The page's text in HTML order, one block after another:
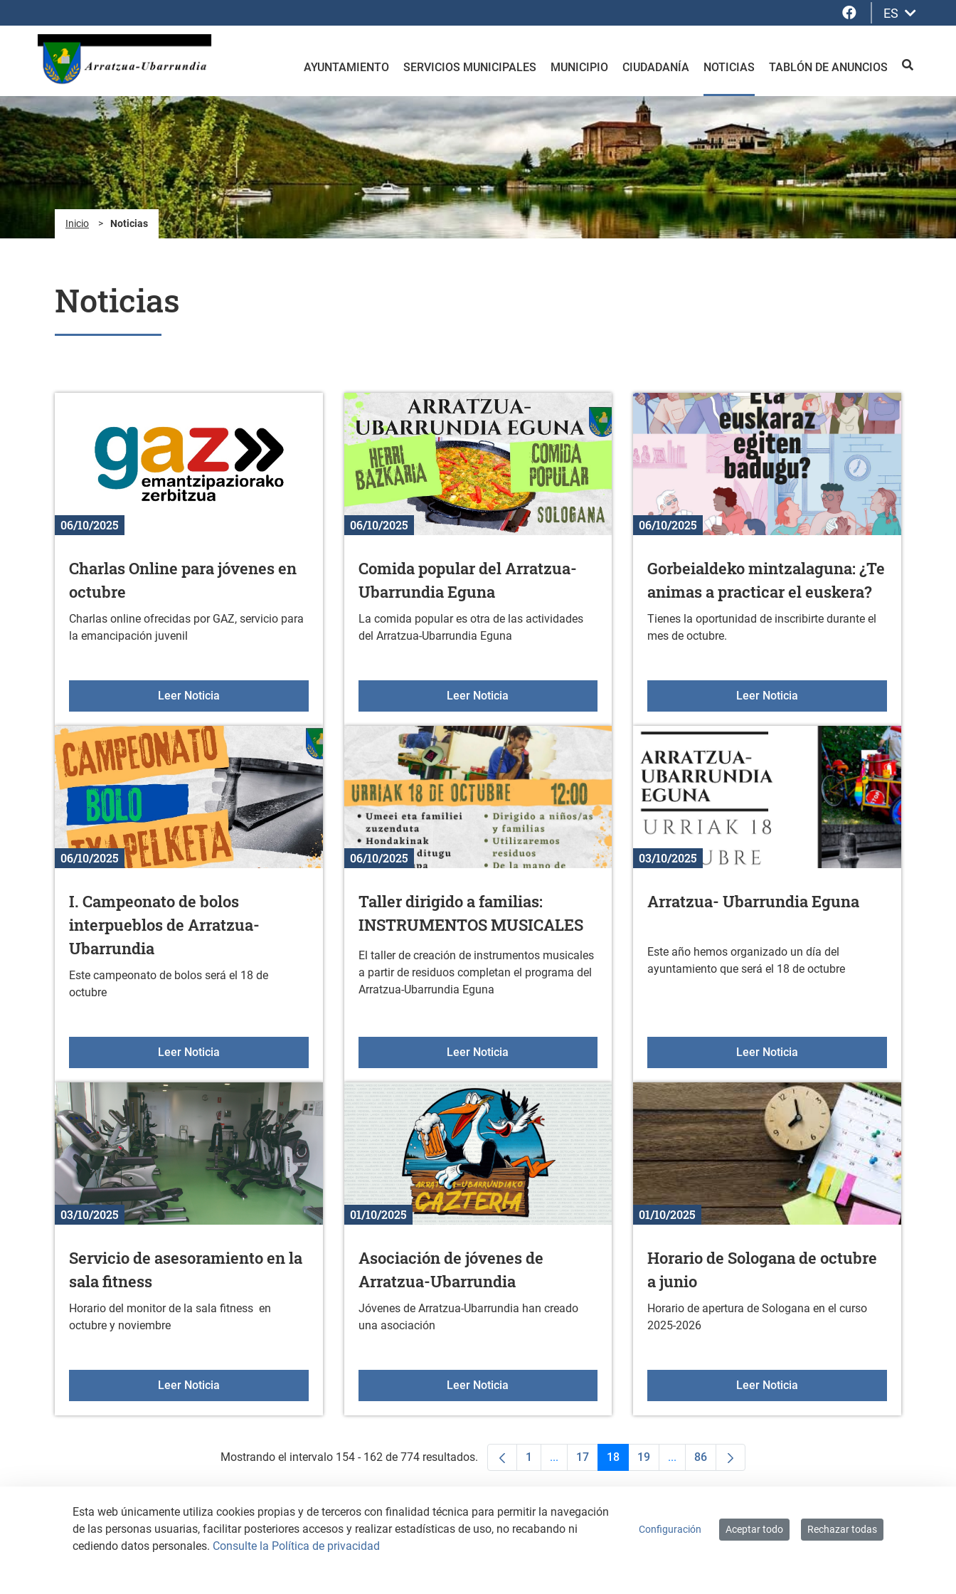
Facebook
ES
AYUNTAMIENTO SERVICIOS MUNICIPALES MUNICIPIO CIUDADANÍA NOTICIAS TABLÓN DE ANUNCIOS BUSCAR
Inicio > Noticias
Noticias
06/10/2025
Charlas Online para jóvenes en
octubre
Charlas online ofrecidas por GAZ, servicio para
la emancipación juvenil
Leer NoticiaCharlas Online para jóvenes en octubre
06/10/2025
Comida popular del Arratzua-
Ubarrundia Eguna
La comida popular es otra de las actividades
del Arratzua-Ubarrundia Eguna
Leer Noticia Comida popular del Arratzua- Ubarrundia Eguna
06/10/2025
Gorbeialdeko mintzalaguna: ¿Te
animas a practicar el euskera?
Tienes la oportunidad de inscribirte durante el
mes de octubre.
Leer Noticia
06/10/2025
I. Campeonato de bolos
interpueblos de Arratzua-
Ubarrundia
Este campeonato de bolos será el 18 de
octubre
Leer NoticiaI. Campeonato de bolos interpueblos de Arratzua- Ubarrundia
06/10/2025
Taller dirigido a familias:
INSTRUMENTOS MUSICALES
El taller de creación de instrumentos musicales
a partir de residuos completan el programa del
Arratzua-Ubarrundia Eguna
Leer Noticia Taller dirigido a familias: INSTRUMENTOS MUSICALES
03/10/2025
Arratzua- Ubarrundia Eguna
Este año hemos organizado un día del
ayuntamiento que será el 18 de octubre
Leer Noticia
03/10/2025
Servicio de asesoramiento en la
sala fitness
Horario del monitor de la sala fitness en
octubre y noviembre
Leer NoticiaServicio de asesoramiento en la sala fitness
01/10/2025
Asociación de jóvenes de
Arratzua-Ubarrundia
Jóvenes de Arratzua-Ubarrundia han creado
una asociación
Leer Noticia Asociación de jóvenes de Arratzua-Ubarrundia
01/10/2025
Horario de Sologana de octubre
a junio
Horario de apertura de Sologana en el curso
2025-2026
Leer Noticia
Mostrando el intervalo 154 - 162 de 774 resultados. Página
1 ...Páginas intermedias Use TAB para desplazarse.
Página
17 Página
18 Página
19 ...Páginas intermedias Use TAB para desplazarse.
Página
86
Esta web únicamente utiliza cookies propias y de terceros con finalidad técnica para permitir la navegación
de las personas usuarias, facilitar posteriores accesos y realizar estadísticas de uso, no recabando ni
cediendo datos personales. Consulte la Política de privacidad
Configuración Aceptar todo Rechazar todas